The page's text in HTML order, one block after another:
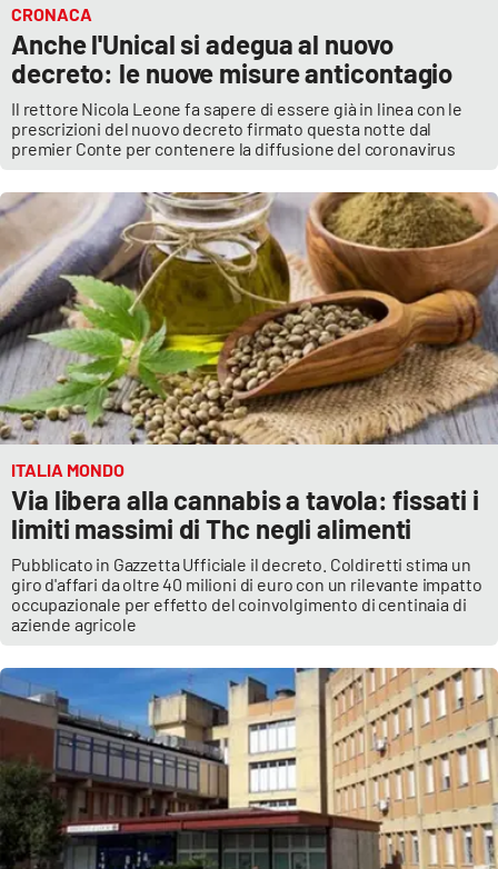
Lacplay.it
Lactv.it
Laconair.it
Lacapitalenews.it
Ilreggino.it
Cosenzachannel.it
Ilvibonese.it
Catanzarochannel.it
APP
Android
CRONACA
Anche l'Unical si adegua al nuovo
decreto: le nuove misure anticontagio
Il rettore Nicola Leone fa sapere di essere già in linea con le
prescrizioni del nuovo decreto firmato questa notte dal
premier Conte per contenere la diffusione del coronavirus
ITALIA MONDO
Via libera alla cannabis a tavola: fissati i
limiti massimi di Thc negli alimenti
Pubblicato in Gazzetta Ufficiale il decreto. Coldiretti stima un
giro d'affari da oltre 40 milioni di euro con un rilevante impatto
occupazionale per effetto del coinvolgimento di centinaia di
aziende agricole